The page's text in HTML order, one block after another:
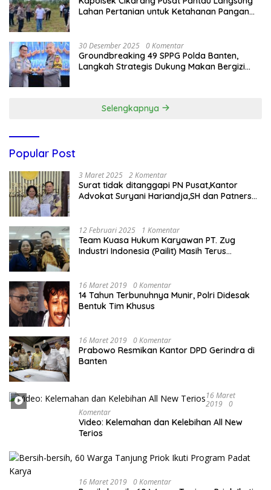
Lahan Pertanian untuk Ketahanan Pangan
30 Desember 2025 0 Komentar
Groundbreaking 49 SPPG Polda Banten,
Langkah Strategis Dukung Makan Bergizi
Selengkapnya
Popular Post
3 Maret 2025 2 Komentar
Surat tidak ditanggapi PN Pusat,Kantor
Advokat Suryani Hariandja,SH dan Patners
12 Februari 2025 1 Komentar
Team Kuasa Hukum Karyawan PT. Zug
Industri Indonesia (Pailit) Masih Terus
16 Maret 2019 0 Komentar
14 Tahun Terbunuhnya Munir, Polri Didesak
Bentuk Tim Khusus
16 Maret 2019 0 Komentar
Prabowo Resmikan Kantor DPD Gerindra di
Banten
16 Maret
2019 0
Komentar
Video: Kelemahan dan Kelebihan All New
Terios
16 Maret 2019 0 Komentar